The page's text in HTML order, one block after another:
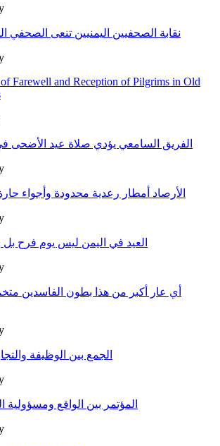
نقابة الصحفيين اليمنيين تنعى الصحفي
Farewell and Reception of Pilgrims in Old
الفريق السامعي يؤدي صلاة عيد
الأرصاد أمطار رعدية محدودة وأجواء
العيد في اليمن ليس يوم فرح
أي عار أكبر من هذا بطون الفاسدين
الجمع بين الوظيفة
المؤتمر بين الواقع